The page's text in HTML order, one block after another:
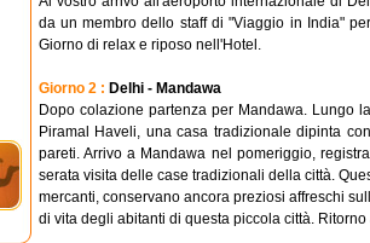
da un membro dello staff di "Viaggio in India"
Giorno di relax e riposo nell'Hotel.
Giorno 2 : Delhi - Mandawa
Dopo colazione partenza per Mandawa. Lungo
Piramal Haveli, una casa tradizionale dipinta
pareti. Arrivo a Mandawa nel pomeriggio,
serata visita delle case tradizionali della città.
mercanti, conservano ancora preziosi affreschi
di vita degli abitanti di questa piccola città.